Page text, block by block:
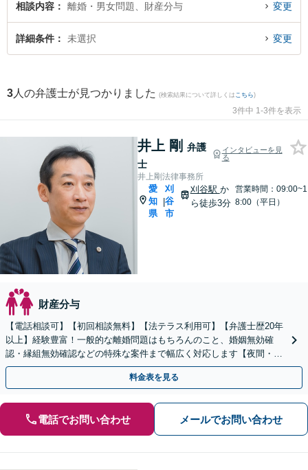
検索したい』『初回相談無料で財産分与を法律相談できる刈谷市内の弁護士に
相談予約したい』などでお困りの相談者さんにおすすめです。
相談内容 離婚・男女問題、財産分与 変更
詳細条件 未選択 変更
3 人の弁護士が見つかりました (検索結果について詳しくは こちら)
3件中 1-3件を表示
井上 剛 弁護
士
インタビューを見
る
井上剛法律事務所
愛
知
県
|
刈
谷
市
刈谷駅 か
ら徒歩3分
営業時間：09:00~1
8:00（平日）
財産分与
【電話相談可】【初回相談無料】【法テラス利用可】【弁護士歴20年
以上】経験豊富！一般的な離婚問題はもちろんのこと、婚姻無効確
認・縁組無効確認などの特殊な案件まで幅広く対応します【夜間・休
日面談可】【完全個室】【子連れ相談可】【刈谷駅3分】
料金表を見る
電話でお問い合わせ メールでお問い合わせ